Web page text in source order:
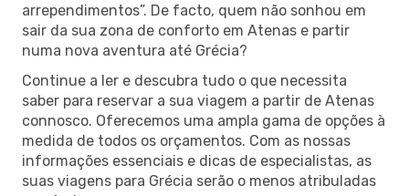
arrependimentos”. De facto, quem não sonhou em
sair da sua zona de conforto em Atenas e partir
numa nova aventura até Grécia?
Continue a ler e descubra tudo o que necessita
saber para reservar a sua viagem a partir de Atenas
connosco. Oferecemos uma ampla gama de opções à
medida de todos os orçamentos. Com as nossas
informações essenciais e dicas de especialistas, as
suas viagens para Grécia serão o menos atribuladas